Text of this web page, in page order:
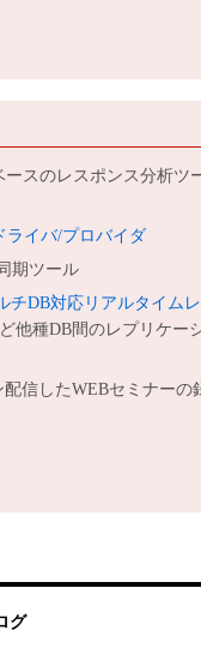
ースのレスポンス分析ツ
ライバ/プロバイダ
期ツール
チDB対応リアルタイムレ
他種DB間のレプリケー
信したWEBセミナーの
グ